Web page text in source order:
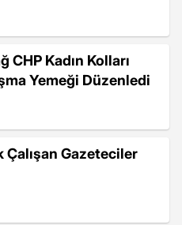
CHP Kadın Kolları
Yemeği Düzenledi
Çalışan Gazeteciler